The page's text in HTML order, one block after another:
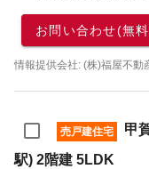
お問い合わせ(無
情報提供会社: (株)福屋不
売戸建住宅
甲
駅) 2階建 5LDK